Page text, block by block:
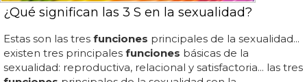
¿Qué significan las 3 S en la sexualidad?
Estas son las tres funciones principales de la sexualidad...
existen tres principales funciones básicas de la
sexualidad: reproductiva, relacional y satisfactoria... las tres